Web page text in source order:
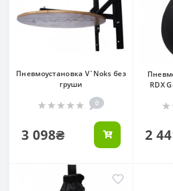
Пневмоустановка V`Noks без
груши
0
3 098₴
RDX
2